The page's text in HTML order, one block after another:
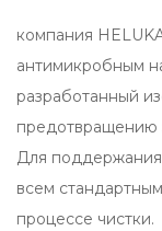
компания
антимикробным
разработанный
предотвращению
Для поддержания
всем
процессе чистки.